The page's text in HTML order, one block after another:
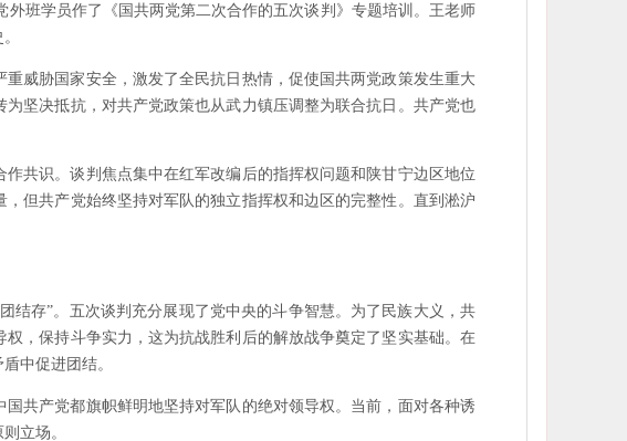
班学员作了《国共两党第二次合作的五次谈判》专题培训。王老师
威胁国家安全，激发了全民抗日热情，促使国共两党政策发生重大
坚决抵抗，对共产党政策也从武力镇压调整为联合抗日。共产党也
共识。谈判焦点集中在红军改编后的指挥权问题和陕甘宁边区地位
但共产党始终坚持对军队的独立指挥权和边区的完整性。直到淞沪
结存”。五次谈判充分展现了党中央的斗争智慧。为了民族大义，共
，保持斗争实力，这为抗战胜利后的解放战争奠定了坚实基础。在
中促进团结。
共产党都旗帜鲜明地坚持对军队的绝对领导权。当前，面对各种诱
立场。